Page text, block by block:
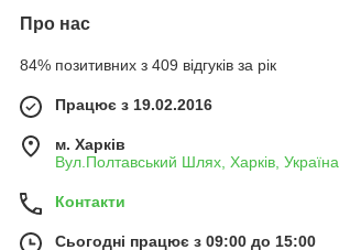
Про нас
84% позитивних з 409 відгуків за рік
Працює з 19.02.2016
м. Харків
Вул.Полтавський Шлях, Харків, Україна
Контакти
Сьогодні працює з 09:00 до 15:00